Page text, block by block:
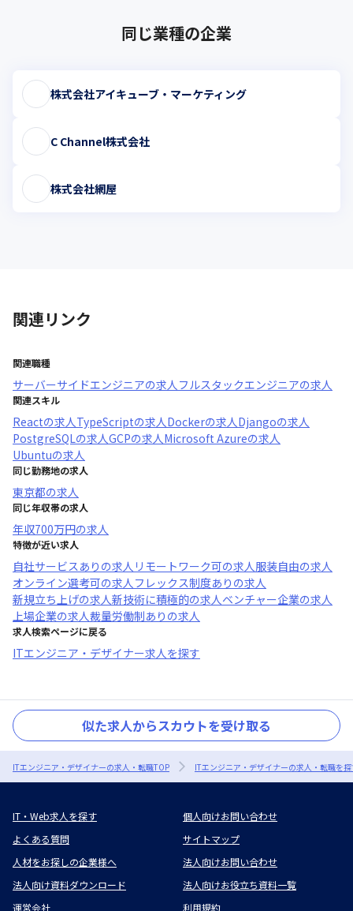
同じ業種の企業
株式会社アイキューブ・マーケティング
C Channel株式会社
株式会社網屋
関連リンク
関連職種
サーバーサイドエンジニアの求人フルスタックエンジニアの求人
関連スキル
Reactの求人TypeScriptの求人Dockerの求人Djangoの求人
PostgreSQLの求人GCPの求人Microsoft Azureの求人
Ubuntuの求人
同じ勤務地の求人
東京都の求人
同じ年収帯の求人
年収700万円の求人
特徴が近い求人
自社サービスあり の求人 リモートワーク可の求人服装自由の求人
オンライン選考可の求人フレックス制度あり の求人
新規立ち上げの求人新技術に積極的の求人ベンチャー企業の求人
上場企業の求人裁量労働制あり の求人
求人検索ページに戻る
ITエンジニア・デザイナー求人を探す
似た求人からスカウトを受け取る
ITエンジニア・デザイナーの求人・転職TOP ITエンジニア・デザイナーの求人・転職を
IT・Web求人を探す
個人向けお問い合わせ
よくある質問
サイトマップ
人材をお探しの企業様へ
法人向けお問い合わせ
法人向け資料ダウンロード
法人向けお役立ち資料一覧
運営会社
利用規約